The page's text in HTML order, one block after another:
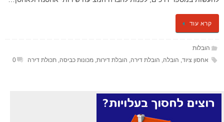
קרא עוד
הובלות
אחסון ציוד, הובלה הובלת דירה הובלת דירות, מכונות כביסה תכולת דירה 0